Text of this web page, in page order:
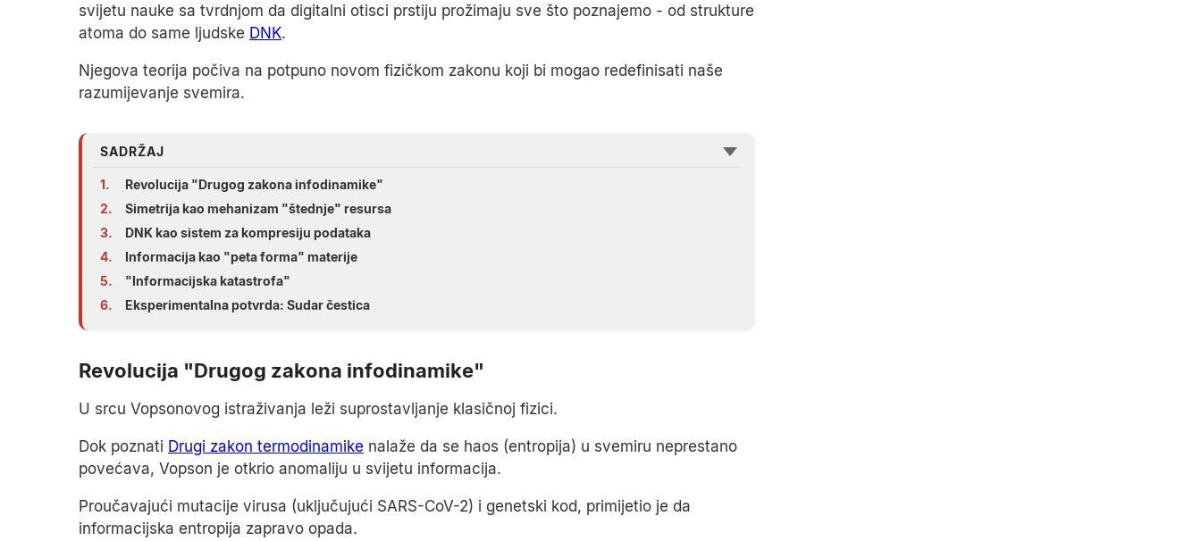
svijetu nauke sa tvrdnjom da digitalni otisci prstiju prožimaju sve što poznajemo - od strukture
atoma do same ljudske DNK.
Njegova teorija počiva na potpuno novom fizičkom zakonu koji bi mogao redefinisati naše
razumijevanje svemira.
SADRŽAJ
1.
Revolucija "Drugog zakona infodinamike"
2.
Simetrija kao mehanizam "štednje" resursa
3.
DNK kao sistem za kompresiju podataka
4.
Informacija kao "peta forma" materije
5.
"Informacijska katastrofa"
6.
Eksperimentalna potvrda: Sudar čestica
Revolucija "Drugog zakona infodinamike"
U srcu Vopsonovog istraživanja leži suprostavljanje klasičnoj fizici.
Dok poznati Drugi zakon termodinamike nalaže da se haos (entropija) u svemiru neprestano
povećava, Vopson je otkrio anomaliju u svijetu informacija.
Proučavajući mutacije virusa (uključujući SARS-CoV-2) i genetski kod, primijetio je da
informacijska entropija zapravo opada.